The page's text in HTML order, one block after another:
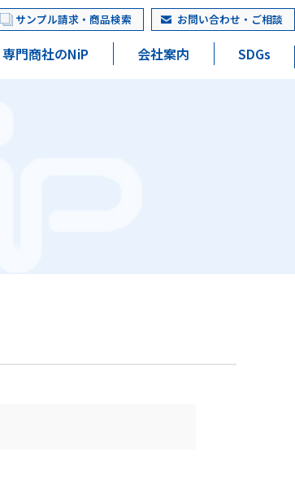
サンプル請求・商品検索 お問い合わせ・ご相談
専門商社のNiP 会社案内 SDGs